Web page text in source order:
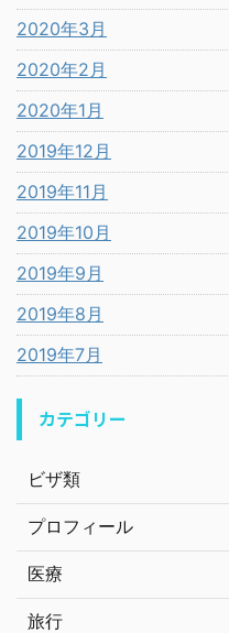
2020年3月
2020年2月
2020年1月
2019年12月
2019年11月
2019年10月
2019年9月
2019年8月
2019年7月
カテゴリー
ビザ類
プロフィール
医療
旅行